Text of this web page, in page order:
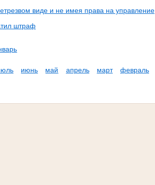
виде и не имея права на управление
штраф
июнь май апрель март февраль